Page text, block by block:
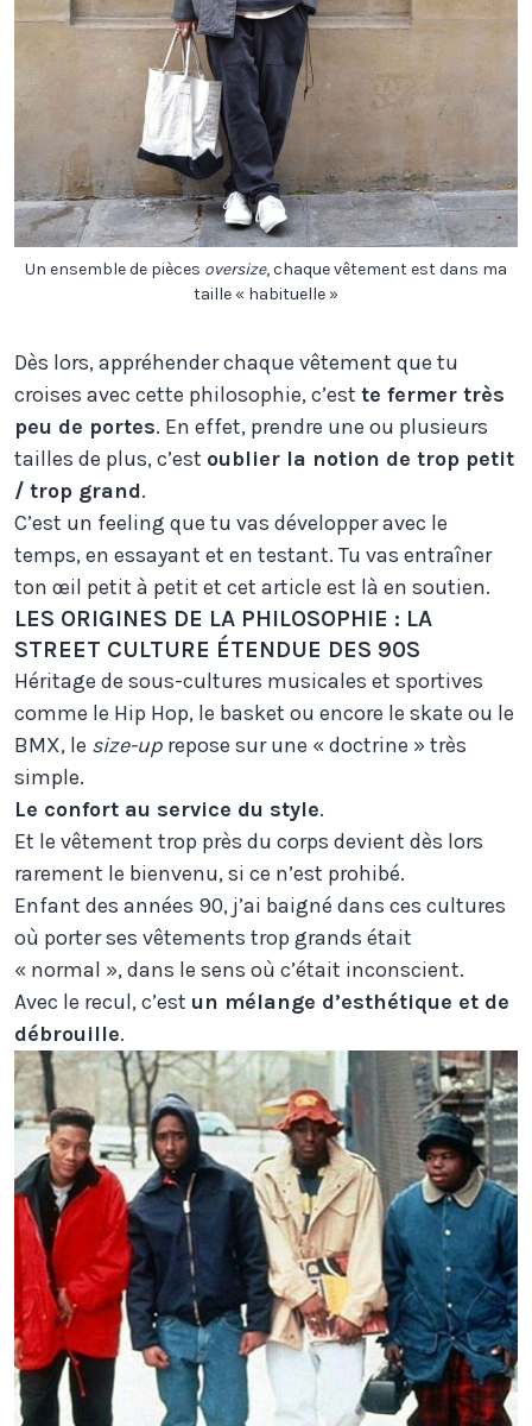
Un ensemble de pièces oversize, chaque vêtement est dans ma
taille « habituelle »
Dès lors, appréhender chaque vêtement que tu
croises avec cette philosophie, c’est te fermer très
peu de portes. En effet, prendre une ou plusieurs
tailles de plus, c’est oublier la notion de trop petit
/ trop grand.
C’est un feeling que tu vas développer avec le
temps, en essayant et en testant. Tu vas entraîner
ton œil petit à petit et cet article est là en soutien.
LES ORIGINES DE LA PHILOSOPHIE : LA
STREET CULTURE ÉTENDUE DES 90S
Héritage de sous-cultures musicales et sportives
comme le Hip Hop, le basket ou encore le skate ou le
BMX, le size-up repose sur une « doctrine » très
simple.
Le confort au service du style.
Et le vêtement trop près du corps devient dès lors
rarement le bienvenu, si ce n’est prohibé.
Enfant des années 90, j’ai baigné dans ces cultures
où porter ses vêtements trop grands était
« normal », dans le sens où c’était inconscient.
Avec le recul, c’est un mélange d’esthétique et de
débrouille.